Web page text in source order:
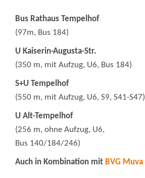
Bus Rathaus Tempelhof
(97m, Bus 184)
U Kaiserin-Augusta-Str.
(350 m, mit Aufzug, U6, Bus 184)
S+U Tempelhof
(550 m, mit Aufzug, U6, S9, S41-S47)
U Alt-Tempelhof
(256 m, ohne Aufzug, U6,
Bus 140/184/246)
Auch in Kombination mit BVG Muva